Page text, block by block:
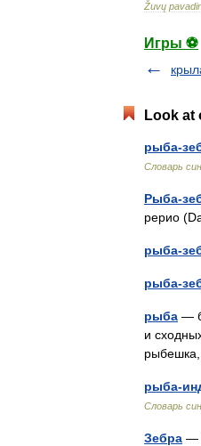
Žuvų
Игры ⚽
Look at
рыба-
Словарь
Рыба-
рерио
рыба-
рыба-
рыба —
и
рыба-
Словарь
Зебра —